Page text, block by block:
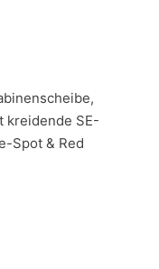
kreidende SE-
Spot & Red